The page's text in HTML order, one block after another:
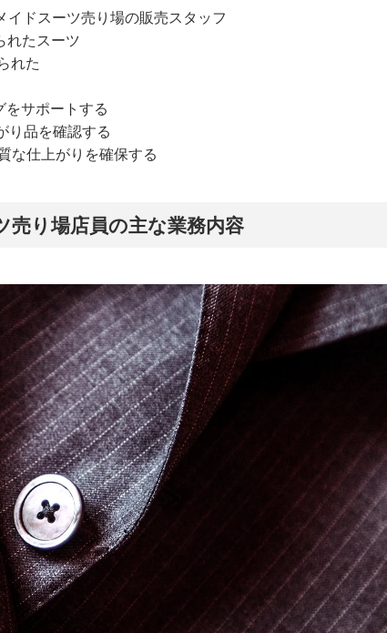
イドスーツ売り場の販売スタッフ
れたスーツ
れた
をサポートする
り品を確認する
な仕上がりを確保する
売り場店員の主な業務内容